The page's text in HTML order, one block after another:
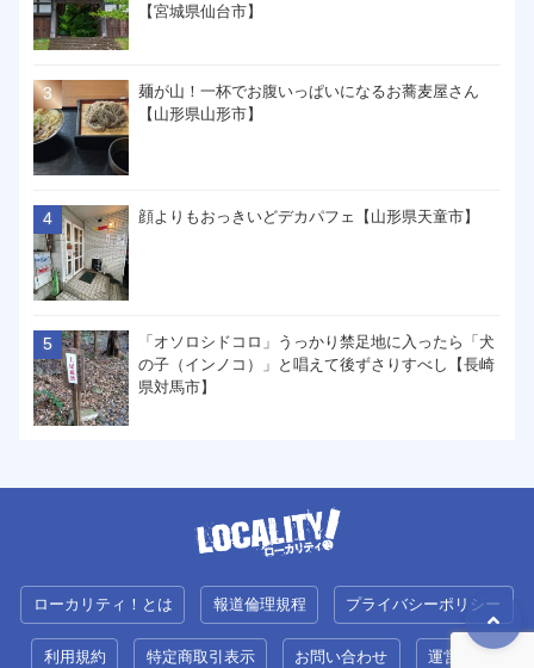
【宮城県仙台市】
麺が山！一杯でお腹いっぱいになるお蕎麦屋さん
【山形県山形市】
顔よりもおっきいどデカパフェ【山形県天童市】
「オソロシドコロ」うっかり禁足地に入ったら「犬
の子（インノコ）」と唱えて後ずさりすべし【長崎
県対馬市】
ローカリティ！とは 報道倫理規程 プライバシーポリシー
利用規約 特定商取引表示 お問い合わせ 運営会社